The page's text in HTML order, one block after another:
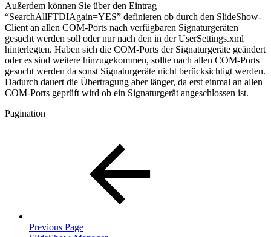
Außerdem können Sie über den Eintrag
“SearchAllFTDIAgain=YES” definieren ob durch den SlideShow-
Client an allen COM-Ports nach verfügbaren Signaturgeräten
gesucht werden soll oder nur nach den in der UserSettings.xml
hinterlegten. Haben sich die COM-Ports der Signaturgeräte geändert
oder es sind weitere hinzugekommen, sollte nach allen COM-Ports
gesucht werden da sonst Signaturgeräte nicht berücksichtigt werden.
Dadurch dauert die Übertragung aber länger, da erst einmal an allen
COM-Ports geprüft wird ob ein Signaturgerät angeschlossen ist.
Pagination
Previous Page